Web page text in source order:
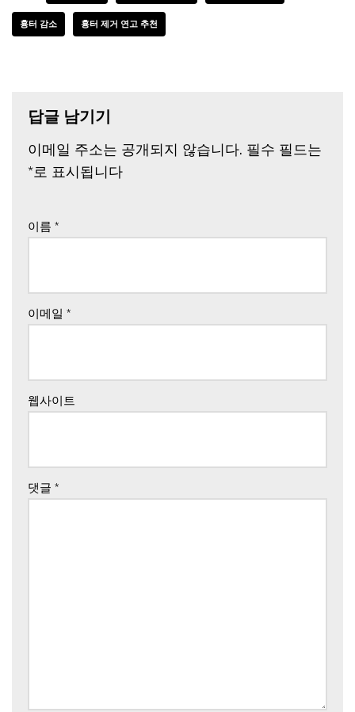
흉터 감소 흉터 제거 연고 추천
답글 남기기
이메일 주소는 공개되지 않습니다. 필수 필드는
*로 표시됩니다
이름 *
이메일 *
웹사이트
댓글 *